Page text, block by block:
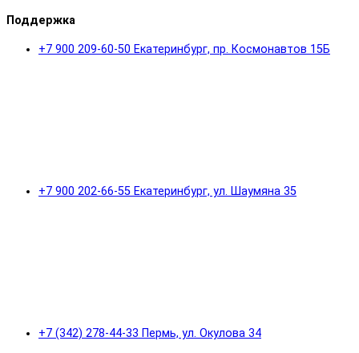
Поддержка
+7 900 209-60-50 Екатеринбург, пр. Космонавтов 15Б
+7 900 202-66-55 Екатеринбург, ул. Шаумяна 35
+7 (342) 278-44-33 Пермь, ул. Окулова 34